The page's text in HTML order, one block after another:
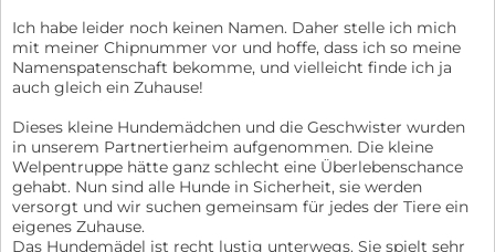
Ich habe leider noch keinen Namen. Daher stelle ich mich
mit meiner Chipnummer vor und hoffe, dass ich so meine
Namenspatenschaft bekomme, und vielleicht finde ich ja
auch gleich ein Zuhause!
Dieses kleine Hundemädchen und die Geschwister wurden
in unserem Partnertierheim aufgenommen. Die kleine
Welpentruppe hätte ganz schlecht eine Überlebenschance
gehabt. Nun sind alle Hunde in Sicherheit, sie werden
versorgt und wir suchen gemeinsam für jedes der Tiere ein
eigenes Zuhause.
Das Hundemädel ist recht lustig unterwegs. Sie spielt sehr